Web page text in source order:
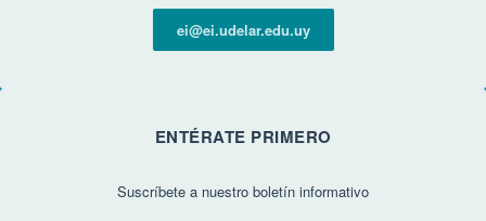
ei@ei.udelar.edu.uy
ENTÉRATE PRIMERO
Suscríbete a nuestro boletín informativo